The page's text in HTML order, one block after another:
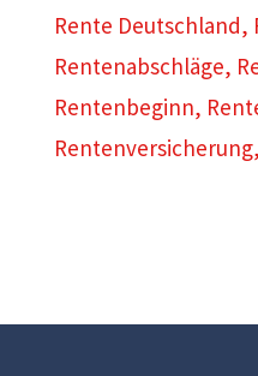
Rente Deutschland,
Rentenabschläge,
Rentenbeginn,
Rentenversicherung,